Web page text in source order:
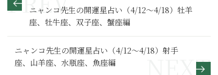
ニャンコ先生の開運星占い（4/12～4/18）牡羊
座、牡牛座、双子座、蟹座編
ニャンコ先生の開運星占い（4/12～4/18）射手
座、山羊座、水瓶座、魚座編